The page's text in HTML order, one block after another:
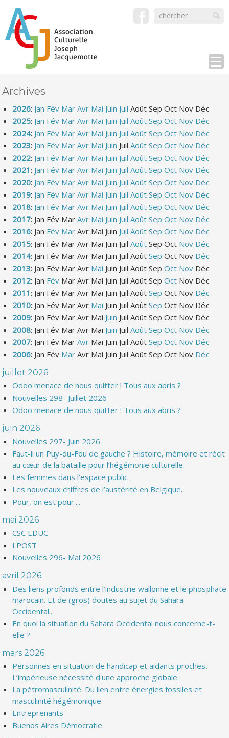
Archives
2026: Jan Fév Mar Avr Mai Juin Juil Août Sep Oct Nov Déc
2025: Jan Fév Mar Avr Mai Juin Juil Août Sep Oct Nov Déc
2024: Jan Fév Mar Avr Mai Juin Juil Août Sep Oct Nov Déc
2023: Jan Fév Mar Avr Mai Juin Juil Août Sep Oct Nov Déc
2022: Jan Fév Mar Avr Mai Juin Juil Août Sep Oct Nov Déc
2021: Jan Fév Mar Avr Mai Juin Juil Août Sep Oct Nov Déc
2020: Jan Fév Mar Avr Mai Juin Juil Août Sep Oct Nov Déc
2019: Jan Fév Mar Avr Mai Juin Juil Août Sep Oct Nov Déc
2018: Jan Fév Mar Avr Mai Juin Juil Août Sep Oct Nov Déc
2017: Jan Fév Mar Avr Mai Juin Juil Août Sep Oct Nov Déc
2016: Jan Fév Mar Avr Mai Juin Juil Août Sep Oct Nov Déc
2015: Jan Fév Mar Avr Mai Juin Juil Août Sep Oct Nov Déc
2014: Jan Fév Mar Avr Mai Juin Juil Août Sep Oct Nov Déc
2013: Jan Fév Mar Avr Mai Juin Juil Août Sep Oct Nov Déc
2012: Jan Fév Mar Avr Mai Juin Juil Août Sep Oct Nov Déc
2011: Jan Fév Mar Avr Mai Juin Juil Août Sep Oct Nov Déc
2010: Jan Fév Mar Avr Mai Juin Juil Août Sep Oct Nov Déc
2009: Jan Fév Mar Avr Mai Juin Juil Août Sep Oct Nov Déc
2008: Jan Fév Mar Avr Mai Juin Juil Août Sep Oct Nov Déc
2007: Jan Fév Mar Avr Mai Juin Juil Août Sep Oct Nov Déc
2006: Jan Fév Mar Avr Mai Juin Juil Août Sep Oct Nov Déc
juillet 2026
Odoo menace de nous quitter ! Tous aux abris ?
Nouvelles 298- Juillet 2026
Odoo menace de nous quitter ! Tous aux abris ?
juin 2026
Nouvelles 297- Juin 2026
Faut-il un Puy-du-Fou de gauche ? Histoire, mémoire et récit
au cœur de la bataille pour l’hégémonie culturelle.
Les femmes dans l’espace public
Les nouveaux chiffres de l’austérité en Belgique…
Pour, on est pour....
mai 2026
CSC EDUC
LPOST
Nouvelles 296- Mai 2026
avril 2026
Des liens profonds entre l’industrie wallonne et le phosphate
marocain. Et de (gros) doutes au sujet du Sahara
Occidental...
En quoi la situation du Sahara Occidental nous concerne-t-
elle ?
mars 2026
Personnes en situation de handicap et aidants proches.
L’impérieuse nécessité d'une approche globale.
La pétromasculinité. Du lien entre énergies fossiles et
masculinité hégémonique
Entreprenants
Buenos Aires Démocratie.